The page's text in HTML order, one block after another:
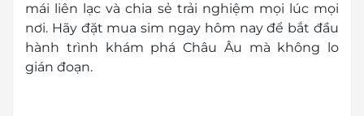
mái liên lạc và chia sẻ trải nghiệm mọi lúc mọi
nơi. Hãy đặt mua sim ngay hôm nay để bắt đầu
hành trình khám phá Châu Âu mà không lo
gián đoạn.